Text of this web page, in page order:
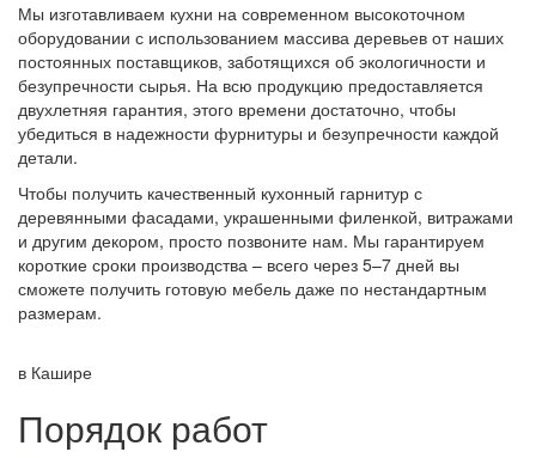
Мы изготавливаем кухни на современном высокоточном
оборудовании с использованием массива деревьев от наших
постоянных поставщиков, заботящихся об экологичности и
безупречности сырья. На всю продукцию предоставляется
двухлетняя гарантия, этого времени достаточно, чтобы
убедиться в надежности фурнитуры и безупречности каждой
детали.
Чтобы получить качественный кухонный гарнитур с
деревянными фасадами, украшенными филенкой, витражами
и другим декором, просто позвоните нам. Мы гарантируем
короткие сроки производства – всего через 5–7 дней вы
сможете получить готовую мебель даже по нестандартным
размерам.
в Кашире
Порядок работ